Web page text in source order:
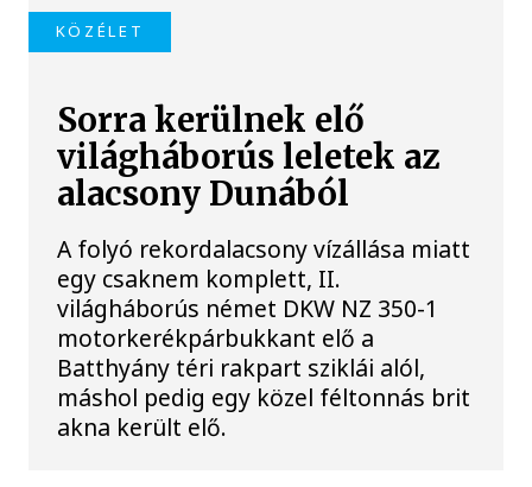
KÖZÉLET
Sorra kerülnek elő
világháborús leletek az
alacsony Dunából
A folyó rekordalacsony vízállása miatt
egy csaknem komplett, II.
világháborús német DKW NZ 350-1
motorkerékpárbukkant elő a
Batthyány téri rakpart sziklái alól,
máshol pedig egy közel féltonnás brit
akna került elő.